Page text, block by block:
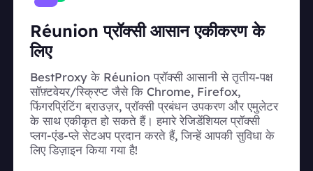
Réunion प्रॉक्सी आसान एकीकरण के
लिए
BestProxy के Réunion प्रॉक्सी आसानी से तृतीय-पक्ष
सॉफ़्टवेयर/स्क्रिप्ट जैसे कि Chrome, Firefox,
फिंगरप्रिंटिंग ब्राउज़र, प्रॉक्सी प्रबंधन उपकरण और एमुलेटर
के साथ एकीकृत हो सकते हैं। हमारे रेजिडेंशियल प्रॉक्सी
प्लग-एंड-प्ले सेटअप प्रदान करते हैं, जिन्हें आपकी सुविधा के
लिए डिज़ाइन किया गया है!